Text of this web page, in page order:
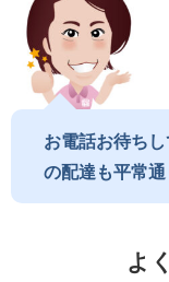
お電話お待ち
の配達も平常
よ